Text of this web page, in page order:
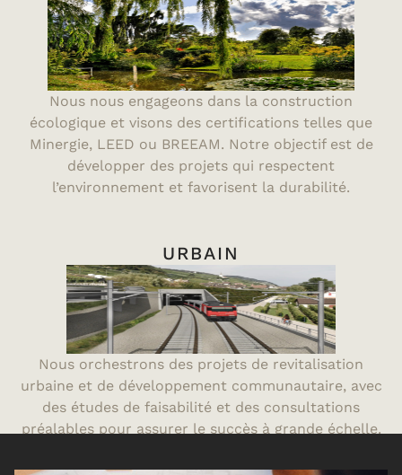
Nous nous engageons dans la construction
écologique et visons des certifications telles que
Minergie, LEED ou BREEAM. Notre objectif est de
développer des projets qui respectent
l’environnement et favorisent la durabilité.
URBAIN
Nous orchestrons des projets de revitalisation
urbaine et de développement communautaire, avec
des études de faisabilité et des consultations
préalables pour assurer le succès à grande échelle.